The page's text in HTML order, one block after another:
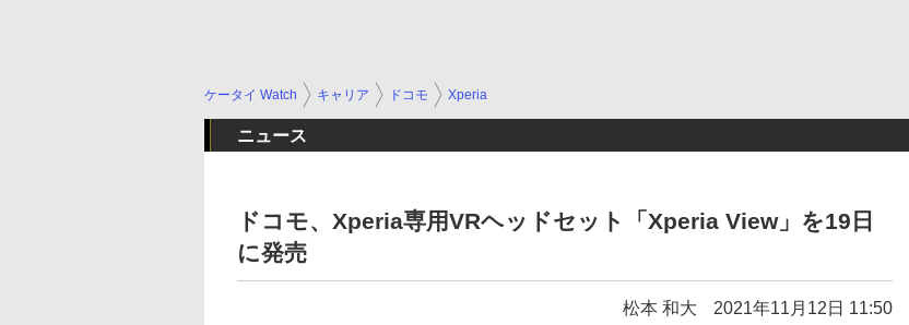
ケータイ Watch キャリア ドコモ Xperia
ニュース
ドコモ、Xperia専用VRヘッドセット「Xperia View」を19日
に発売
松本 和大 2021年11月12日 11:50